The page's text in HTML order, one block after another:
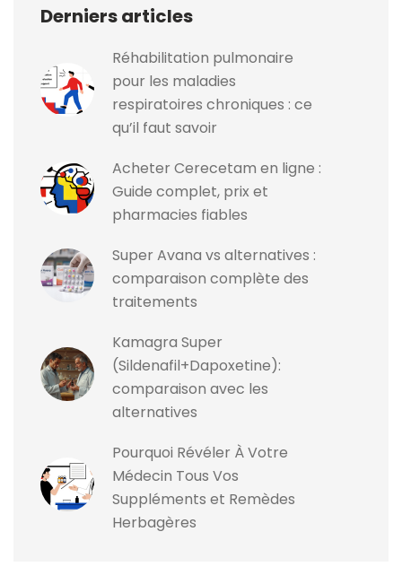
Derniers articles
Réhabilitation pulmonaire
pour les maladies
respiratoires chroniques : ce
qu’il faut savoir
Acheter Cerecetam en ligne :
Guide complet, prix et
pharmacies fiables
Super Avana vs alternatives :
comparaison complète des
traitements
Kamagra Super
(Sildenafil+Dapoxetine):
comparaison avec les
alternatives
Pourquoi Révéler À Votre
Médecin Tous Vos
Suppléments et Remèdes
Herbagères